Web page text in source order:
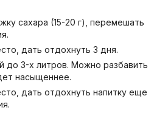
сахара (15-20 г), перемешать
дать отдохнуть 3 дня.
до 3-х литров. Можно разбавить
насыщеннее.
дать отдохнуть напитку еще